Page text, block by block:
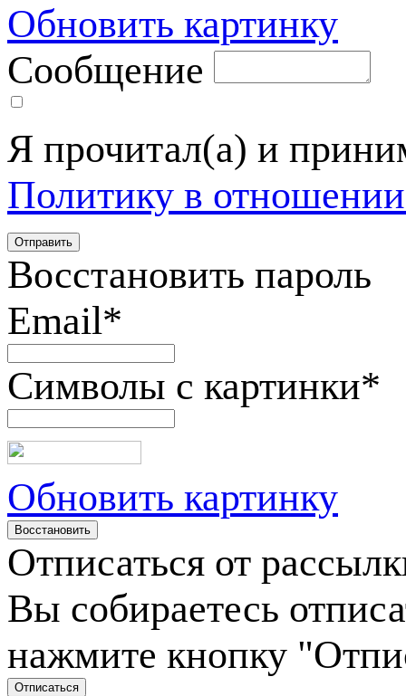
Обновить картинку
Сообщение
Я прочитал(а) и
Политику в
Восстановить пароль
Email*
Символы с картинки*
Обновить картинку
Отписаться от
Вы собираетесь
нажмите кнопку